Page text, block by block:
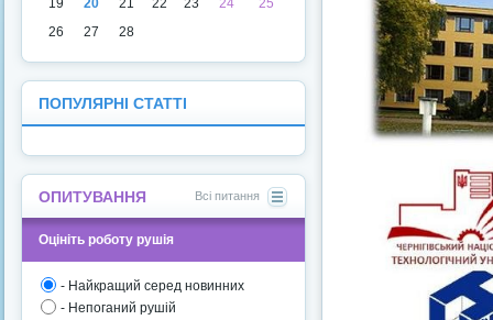
19
20 21 22 23 24
25
26
27 28
ПОПУЛЯРНІ СТАТТІ
ОПИТУВАННЯ Всі питання
Оцініть роботу рушія
- Найкращий серед новинних
- Непоганий рушій